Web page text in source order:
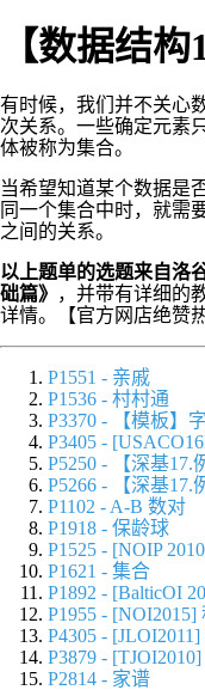
【数据结
有时候，我们并不关心
次关系。一些确定元素
体被称为集合。
当希望知道某个数据是
同一个集合中时，就需
之间的关系。
以上题单的选题来自洛
础篇》 ，并带有详细的
详情。【官方网店绝赞
P1551 - 亲戚
P1536 - 村村通
P3370 - 【模板】
P3405 -
P5250 - 【深基17.
P5266 - 【深基17.
P1102 - A-B 数对
P1918 - 保龄球
P1525 - [NOIP
P1621 - 集合
P1892 - [BalticOI
P1955 -
P4305 -
P3879 -
P2814 - 家谱